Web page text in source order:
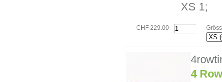
XS 1;
CHF 229.00
4